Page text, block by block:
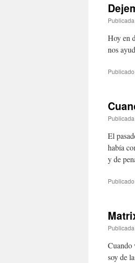
Hoy en
nos
El
había
y de
Cuando
soy de